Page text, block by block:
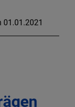
01.01.2021